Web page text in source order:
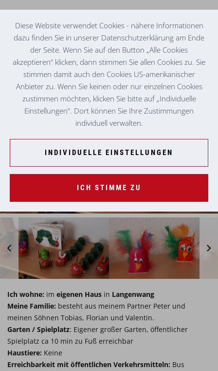
TAGESMUTTER IN LANGENWANG
JUDITH W.
Ich wohne: im eigenen Haus in Langenwang
Meine Familie: besteht aus meinem Partner Peter und
meinen Söhnen Tobias, Florian und Valentin.
Garten / Spielplatz: Eigener großer Garten, öffentlicher
Spielplatz ca 10 min zu Fuß erreichbar
Haustiere: Keine
Erreichbarkeit mit öffentlichen Verkehrsmitteln: Bus
Diese Website verwendet Cookies - nähere Informationen
dazu finden Sie in unserer Datenschutzerklärung am Ende
der Seite. Wenn Sie auf den Button „Alle Cookies
akzeptieren“ klicken, dann stimmen Sie allen Cookies zu. Sie
stimmen damit auch den Cookies US-amerikanischer
Anbieter zu. Wenn Sie keinen oder nur einzelnen Cookies
zustimmen möchten, klicken Sie bitte auf „Individuelle
Einstellungen“. Dort können Sie Ihre Zustimmungen
individuell verwalten.
INDIVIDUELLE EINSTELLUNGEN
ICH STIMME ZU